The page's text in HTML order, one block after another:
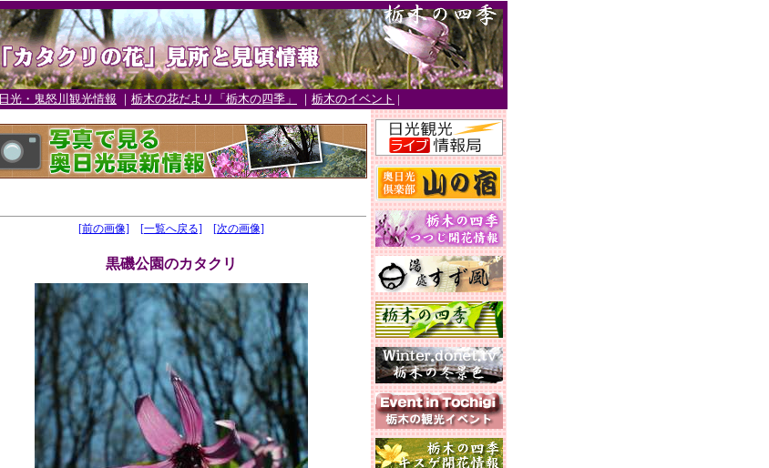
日光・鬼怒川観光情報 ｜ 栃木の花だよリ「栃木の四季」 ｜ 栃木のイベント |
[前の画像] [一覧へ戻る] [次の画像]
黒磯公園のカタクリ